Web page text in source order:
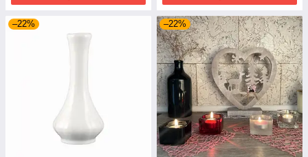
–22% –22%